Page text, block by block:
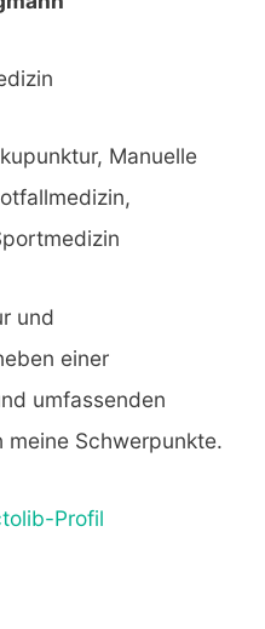
Manuelle
und
einer
umfassenden
meine Schwerpunkte.
Profil